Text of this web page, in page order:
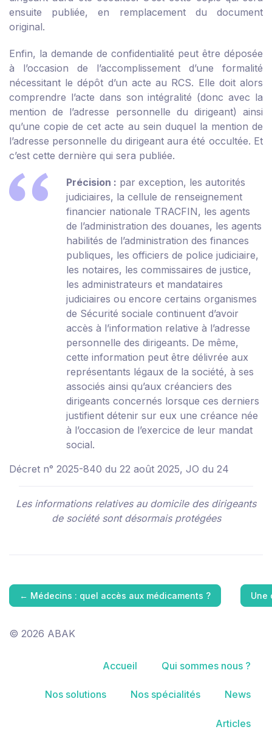
ensuite publiée, en remplacement du document
original.
Enfin, la demande de confidentialité peut être déposée
à l’occasion de l’accomplissement d’une formalité
nécessitant le dépôt d’un acte au RCS. Elle doit alors
comprendre l’acte dans son intégralité (donc avec la
mention de l’adresse personnelle du dirigeant) ainsi
qu’une copie de cet acte au sein duquel la mention de
l’adresse personnelle du dirigeant aura été occultée. Et
c’est cette dernière qui sera publiée.
Précision : par exception, les autorités
judiciaires, la cellule de renseignement
financier nationale TRACFIN, les agents
de l’administration des douanes, les agents
habilités de l’administration des finances
publiques, les officiers de police judiciaire,
les notaires, les commissaires de justice,
les administrateurs et mandataires
judiciaires ou encore certains organismes
de Sécurité sociale continuent d’avoir
accès à l’information relative à l’adresse
personnelle des dirigeants. De même,
cette information peut être délivrée aux
représentants légaux de la société, à ses
associés ainsi qu’aux créanciers des
dirigeants concernés lorsque ces derniers
justifient détenir sur eux une créance née
à l’occasion de l’exercice de leur mandat
social.
Décret n° 2025-840 du 22 août 2025, JO du 24
Les informations relatives au domicile des dirigeants
de société sont désormais protégées
← Médecins : quel accès aux médicaments ? Une
© 2026 ABAK
Accueil Qui sommes nous ?
Nos solutions Nos spécialités News
Articles